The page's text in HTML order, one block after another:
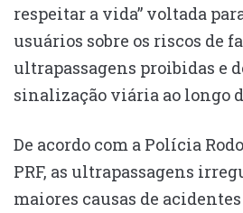
respeitar a vida” voltada
usuários sobre os riscos de
ultrapassagens proibidas e
sinalização viária ao longo
De acordo com a Polícia
PRF, as ultrapassagens
maiores causas de